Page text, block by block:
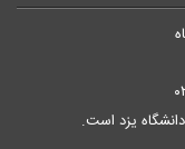
یزد است.